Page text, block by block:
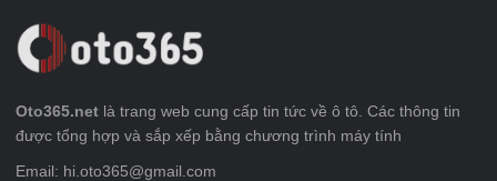
Oto365.net là trang web cung cấp tin tức về ô tô. Các thông tin
được tổng hợp và sắp xếp bằng chương trình máy tính
Email: hi.oto365@gmail.com